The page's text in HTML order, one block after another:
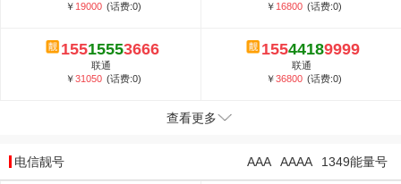
￥ 19000 (话费:0)
￥ 16800 (话费:0)
15515553666
联通
￥31050 (话费:0)
15544189999
联通
￥36800 (话费:0)
查看更多
电信靓号 1349能量号
AAAA
AAA